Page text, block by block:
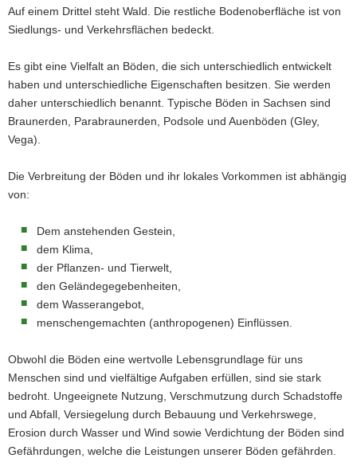
Auf einem Drittel steht Wald. Die restliche Bodenoberfläche ist von
Siedlungs- und Verkehrsflächen bedeckt.
Es gibt eine Vielfalt an Böden, die sich unterschiedlich entwickelt
haben und unterschiedliche Eigenschaften besitzen. Sie werden
daher unterschiedlich benannt. Typische Böden in Sachsen sind
Braunerden, Parabraunerden, Podsole und Auenböden (Gley,
Vega).
Die Verbreitung der Böden und ihr lokales Vorkommen ist abhängig
von:
Dem anstehenden Gestein,
dem Klima,
der Pflanzen- und Tierwelt,
den Geländegegebenheiten,
dem Wasserangebot,
menschengemachten (anthropogenen) Einflüssen.
Obwohl die Böden eine wertvolle Lebensgrundlage für uns
Menschen sind und vielfältige Aufgaben erfüllen, sind sie stark
bedroht. Ungeeignete Nutzung, Verschmutzung durch Schadstoffe
und Abfall, Versiegelung durch Bebauung und Verkehrswege,
Erosion durch Wasser und Wind sowie Verdichtung der Böden sind
Gefährdungen, welche die Leistungen unserer Böden gefährden.